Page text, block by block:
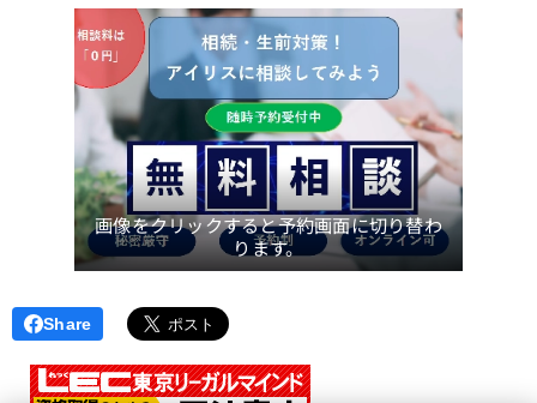
画像をクリックすると予約画面に切り替わ
ります。
Share